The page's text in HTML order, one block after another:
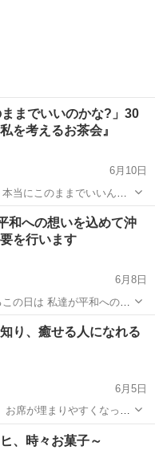
までいいのかな?」30
を考えるお茶会』
6月10日
当にこのままでいいんだ
らのライフとキャリアを
和への想いを込めて沖
を行います
6月8日
の日は 私達が平和への想
本堂に
り、癒せる人になれる
6月5日
お席が埋まりやすくなって
気軽に 問い合わせ からメ
席になっております。
会場
、時々お菓子～